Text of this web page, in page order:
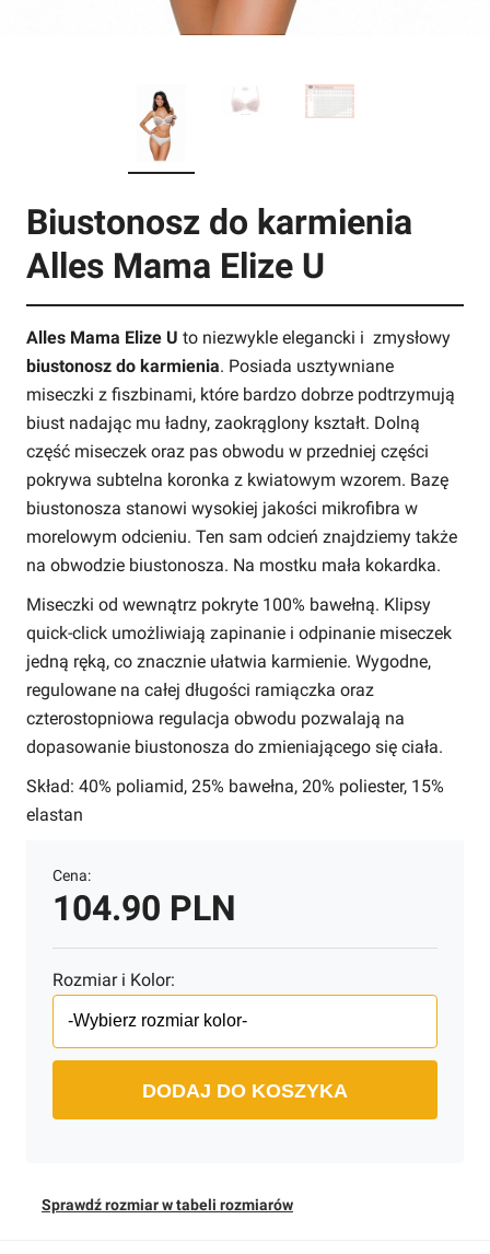
Biustonosz do karmienia
Alles Mama Elize U
Alles Mama Elize U to niezwykle elegancki i zmysłowy
biustonosz do karmienia. Posiada usztywniane
miseczki z fiszbinami, które bardzo dobrze podtrzymują
biust nadając mu ładny, zaokrąglony kształt. Dolną
część miseczek oraz pas obwodu w przedniej części
pokrywa subtelna koronka z kwiatowym wzorem. Bazę
biustonosza stanowi wysokiej jakości mikrofibra w
morelowym odcieniu. Ten sam odcień znajdziemy także
na obwodzie biustonosza. Na mostku mała kokardka.
Miseczki od wewnątrz pokryte 100% bawełną. Klipsy
quick-click umożliwiają zapinanie i odpinanie miseczek
jedną ręką, co znacznie ułatwia karmienie. Wygodne,
regulowane na całej długości ramiączka oraz
czterostopniowa regulacja obwodu pozwalają na
dopasowanie biustonosza do zmieniającego się ciała.
Skład: 40% poliamid, 25% bawełna, 20% poliester, 15%
elastan
Cena:
104.90 PLN
Rozmiar i Kolor:
DODAJ DO KOSZYKA
Sprawdź rozmiar w tabeli rozmiarów